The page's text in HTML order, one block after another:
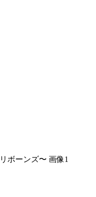
ボーンズ〜 画像1